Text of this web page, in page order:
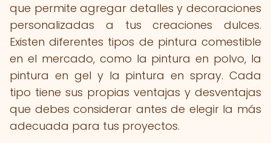
que permite agregar detalles y decoraciones
personalizadas a tus creaciones dulces.
Existen diferentes tipos de pintura comestible
en el mercado, como la pintura en polvo, la
pintura en gel y la pintura en spray. Cada
tipo tiene sus propias ventajas y desventajas
que debes considerar antes de elegir la más
adecuada para tus proyectos.